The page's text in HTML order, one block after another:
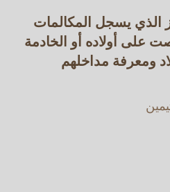
الذي يسجل المكالمات
على أولاده أو الخادمة
ومعرفة مداخلهم